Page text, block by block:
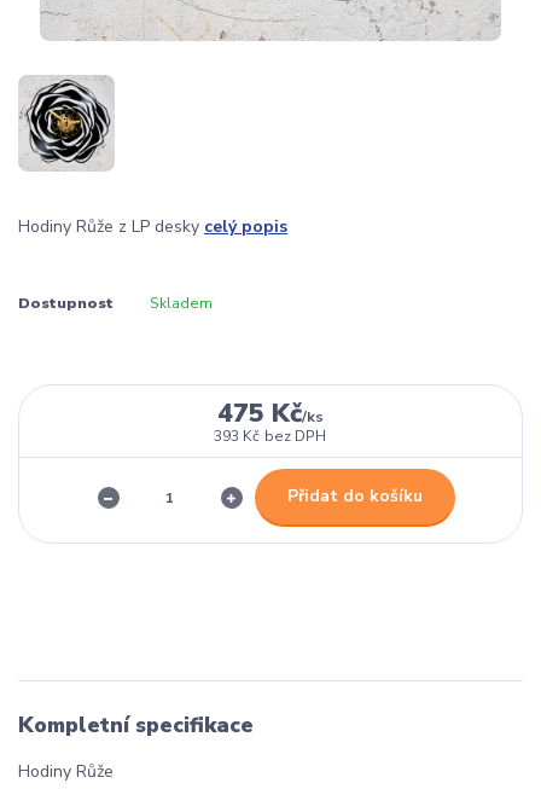
Hodiny Růže z LP desky celý popis
Dostupnost Skladem
475 Kč/ks
393 Kč bez DPH
Přidat do košíku
Kompletní specifikace
Hodiny Růže